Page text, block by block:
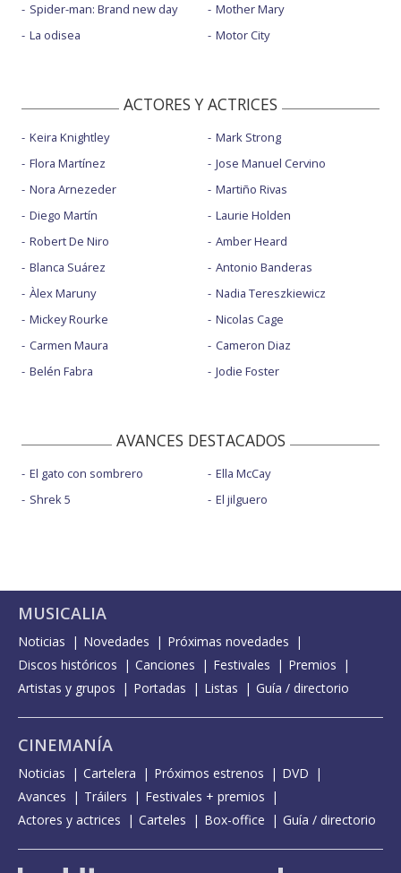
Spider-man: Brand new day
La odisea
Mother Mary
Motor City
ACTORES Y ACTRICES
Keira Knightley
Flora Martínez
Nora Arnezeder
Diego Martín
Robert De Niro
Blanca Suárez
Àlex Maruny
Mickey Rourke
Carmen Maura
Belén Fabra
Mark Strong
Jose Manuel Cervino
Martiño Rivas
Laurie Holden
Amber Heard
Antonio Banderas
Nadia Tereszkiewicz
Nicolas Cage
Cameron Diaz
Jodie Foster
AVANCES DESTACADOS
El gato con sombrero
Shrek 5
Ella McCay
El jilguero
MUSICALIA
Noticias Novedades
Próximas novedades
Discos históricos
Canciones Festivales
Premios
Artistas y grupos
Portadas Listas Guía / directorio
CINEMANÍA
Noticias Cartelera Próximos estrenos
DVD
Avances
Tráilers
Festivales + premios
Actores y actrices
Carteles Box-office Guía / directorio